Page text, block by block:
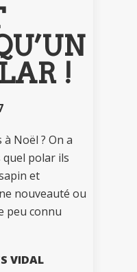
!
Noël ? On a
quel polar ils
et
nouveauté ou
peu connu
VIDAL